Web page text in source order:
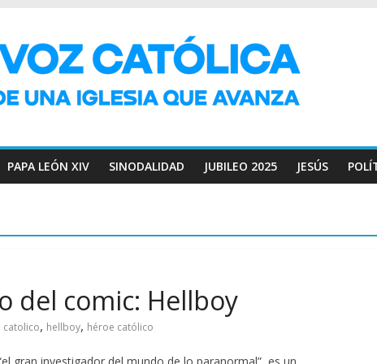
PAPA LEÓN XIV SINODALIDAD JUBILEO 2025 JESÚS
del comic: Hellboy
catolico, hellboy, héroe católico